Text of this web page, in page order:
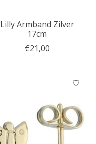
Lilly Armband Zilver
17cm
€21,00